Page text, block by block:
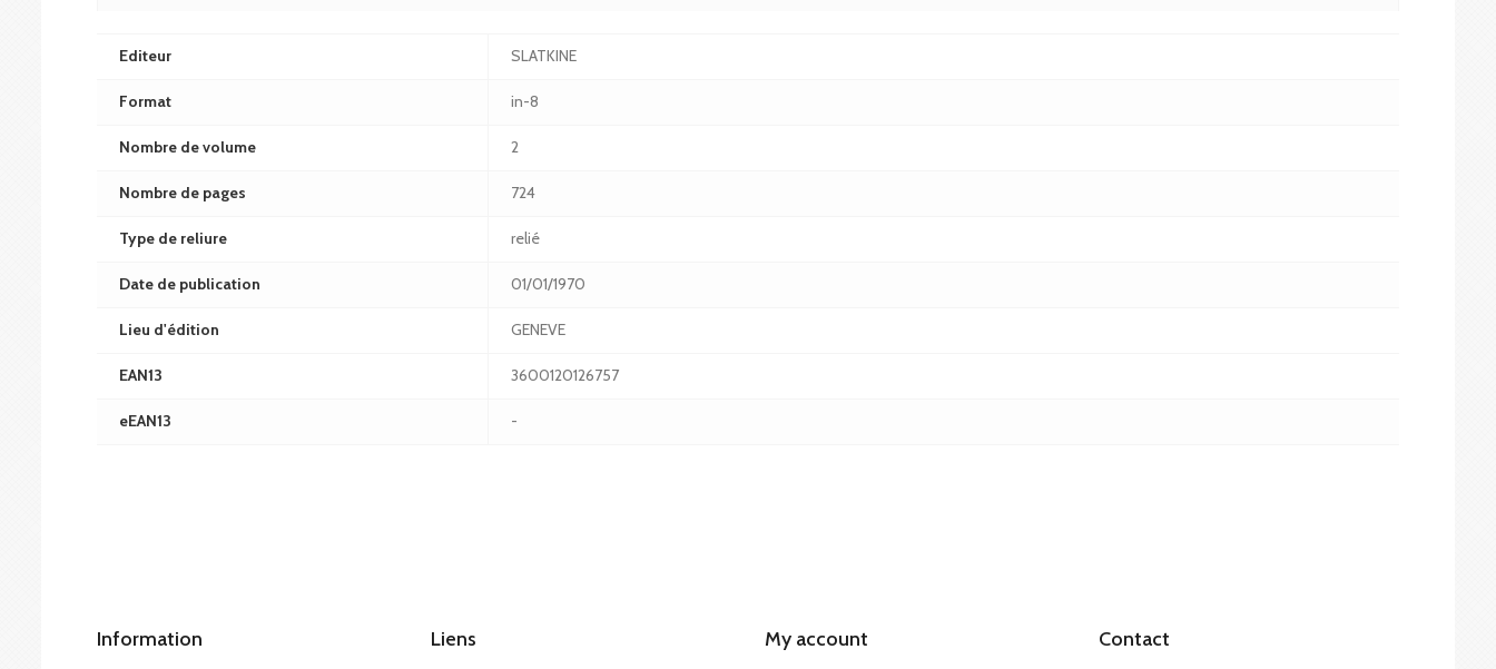
Editeur SLATKINE
Format in-8
Nombre de volume 2
Nombre de pages 724
Type de reliure relié
Date de publication 01/01/1970
Lieu d'édition GENEVE
EAN13 3600120126757
eEAN13 -
Information Liens My account Contact